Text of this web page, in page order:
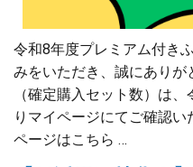
令和8年度プレミアム付き
みをいただき、誠にあり
（確定購入セット数）は
りマイページにてご確認
ページはこちら …